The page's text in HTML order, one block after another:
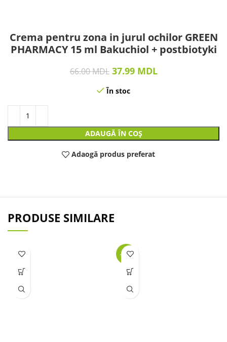
Crema pentru zona in jurul ochilor GREEN
PHARMACY 15 ml Bakuchiol + postbiotyki
66.00MDL 37.99 MDL
În stoc
ADAUGĂ ÎN COȘ
Adaogă produs preferat
PRODUSE SIMILARE
-40%